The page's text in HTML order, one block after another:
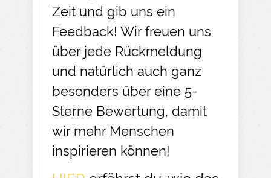
Zeit und gib uns ein
Feedback! Wir freuen uns
über jede Rückmeldung
und natürlich auch ganz
besonders über eine 5-
Sterne Bewertung, damit
wir mehr Menschen
inspirieren können!